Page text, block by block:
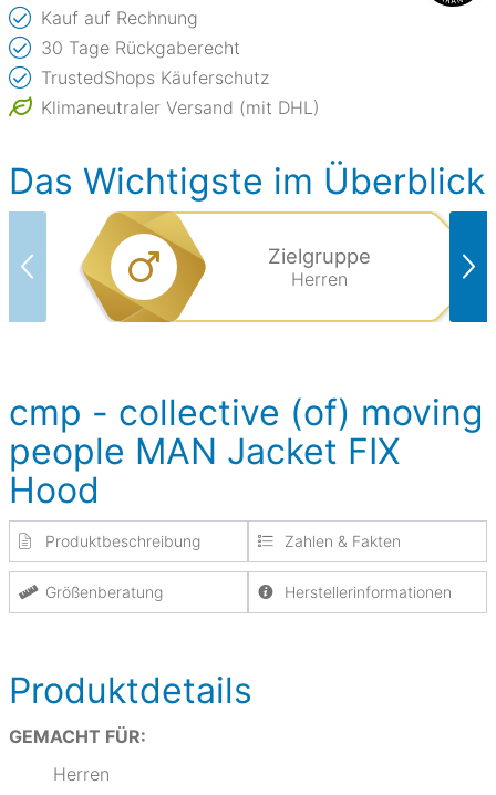
Kauf auf Rechnung
30 Tage Rückgaberecht
TrustedShops Käuferschutz
Klimaneutraler Versand (mit DHL)
Das Wichtigste im Überblick
Zielgruppe
Herren
cmp - collective (of) moving
people MAN Jacket FIX
Hood
Produktbeschreibung Zahlen & Fakten
Größenberatung Herstellerinformationen
Produktdetails
GEMACHT FÜR:
Herren